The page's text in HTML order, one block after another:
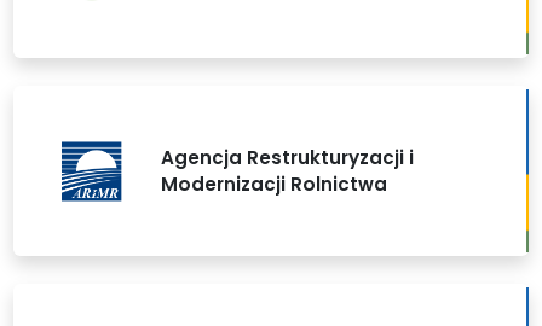
Agencja Restrukturyzacji i
Modernizacji Rolnictwa